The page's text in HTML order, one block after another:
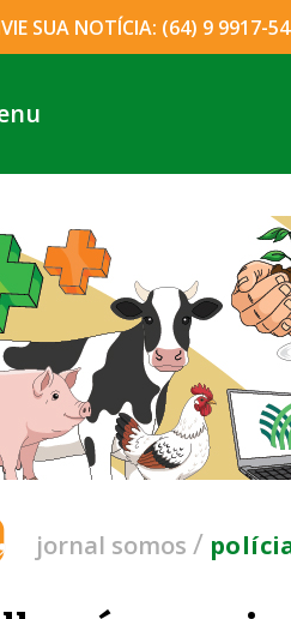
SUA NOTÍCIA: (64) 9 9917-
jornal somos /